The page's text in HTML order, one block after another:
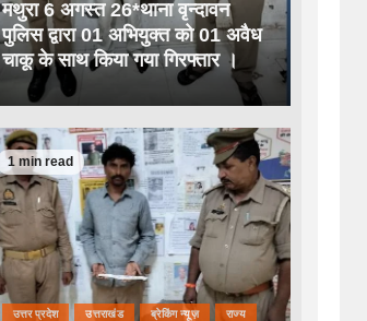
मथुरा 6 अगस्त 26*थाना वृन्दावन
पुलिस द्वारा 01 अभियुक्त को 01 अवैध
चाकू के साथ किया गया गिरफ्तार ।
1 min read
उत्तर प्रदेश उत्तराखंड ब्रेकिंग न्यूज़ राज्य